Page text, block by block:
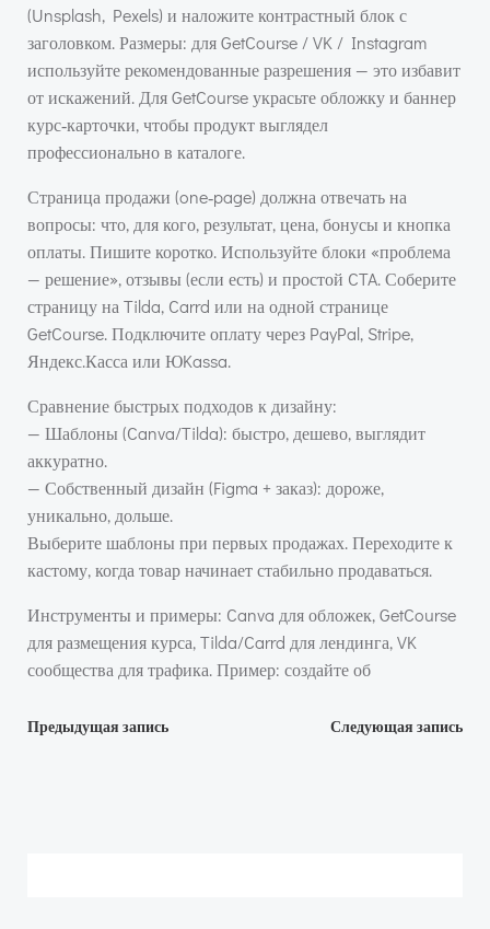
(Unsplash, Pexels) и наложите контрастный блок с
заголовком. Размеры: для GetCourse / VK / Instagram
используйте рекомендованные разрешения — это избавит
от искажений. Для GetCourse украсьте обложку и баннер
курс‑карточки, чтобы продукт выглядел
профессионально в каталоге.
Страница продажи (one‑page) должна отвечать на
вопросы: что, для кого, результат, цена, бонусы и кнопка
оплаты. Пишите коротко. Используйте блоки «проблема
— решение», отзывы (если есть) и простой CTA. Соберите
страницу на Tilda, Carrd или на одной странице
GetCourse. Подключите оплату через PayPal, Stripe,
Яндекс.Касса или ЮKassa.
Сравнение быстрых подходов к дизайну:
— Шаблоны (Canva/Tilda): быстро, дешево, выглядит
аккуратно.
— Собственный дизайн (Figma + заказ): дороже,
уникально, дольше.
Выберите шаблоны при первых продажах. Переходите к
кастому, когда товар начинает стабильно продаваться.
Инструменты и примеры: Canva для обложек, GetCourse
для размещения курса, Tilda/Carrd для лендинга, VK
сообщества для трафика. Пример: создайте об
Навигация
Предыдущая запись
Навигация
Следующая запись